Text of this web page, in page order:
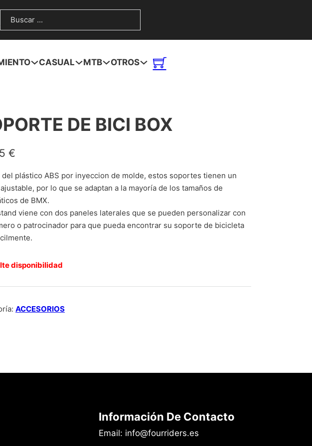
CASUAL MTB OTROS
DE BICI BOX
€
del plástico ABS por inyeccion de molde, estos soportes tienen un
por lo que se adaptan a la mayoría de los tamaños de
de BMX.
viene con dos paneles laterales que se pueden personalizar con
o patrocinador para que pueda encontrar su soporte de bicicleta
disponibilidad
ACCESORIOS
Información De Contacto
Email: info@fourriders.es